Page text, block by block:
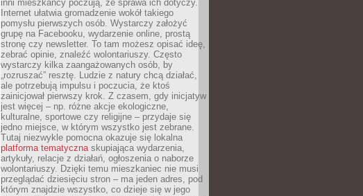
inni mieszkańcy poczują, że sprawa ich dotyczy.
Internet ułatwia gromadzenie wokół takiego
pomysłu pierwszych osób. Wystarczy założyć
grupę na Facebooku, wydarzenie online, prostą
stronę czy newsletter. To tam możesz opisać ideę,
zebrać opinie, znaleźć wolontariuszy. Często
wystarczy kilka zaangażowanych osób, by
„rozruszać” resztę. Ludzie z natury chcą działać,
ale potrzebują impulsu i poczucia, że ktoś
zainicjował pierwszy krok. Z czasem, gdy inicjatyw
jest więcej – np. różne akcje ekologiczne,
kulturalne, sportowe czy religijne – przydaje się
jedno miejsce, w którym wszystko jest zebrane.
Tutaj niezwykle pomocna okazuje się lokalna
platforma tematycznaskupiająca wydarzenia,
artykuły, relacje z działań, ogłoszenia o naborze
wolontariuszy. Dzięki temu mieszkaniec nie musi
przeglądać dziesięciu stron – ma jeden adres, pod
którym znajdzie wszystko, co dzieje się w jego